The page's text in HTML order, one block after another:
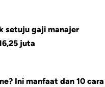
setuju gaji manajer
juta
Ini manfaat dan 10 cara